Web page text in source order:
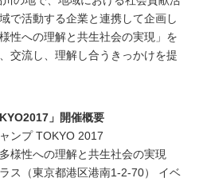
で活動する企業と連携して企画し
性への理解と共生社会の実現」を
交流し、理解し合うきっかけを提
」開催概要
プ TOKYO 2017
性への理解と共生社会の実現
（東京都港区港南1-2-70） イベ